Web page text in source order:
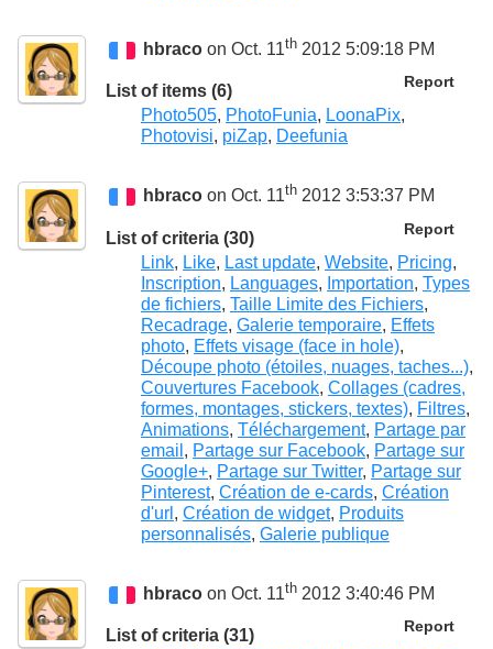
hbraco on Oct. 11th 2012 5:09:18 PM
Report
List of items (6)
Photo505, PhotoFunia, LoonaPix,
Photovisi, piZap, Deefunia
hbraco on Oct. 11th 2012 3:53:37 PM
Report
List of criteria (30)
Link, Like, Last update, Website, Pricing,
Inscription, Languages, Importation, Types
de fichiers, Taille Limite des Fichiers,
Recadrage, Galerie temporaire, Effets
photo, Effets visage (face in hole),
Découpe photo (étoiles, nuages, taches...),
Couvertures Facebook, Collages (cadres,
formes, montages, stickers, textes), Filtres,
Animations, Téléchargement, Partage par
email , Partage sur Facebook, Partage sur
Google+, Partage sur Twitter, Partage sur
Pinterest, Création de e-cards, Création
d'url , Création de widget, Produits
personnalisés, Galerie publique
hbraco on Oct. 11th 2012 3:40:46 PM
Report
List of criteria (31)